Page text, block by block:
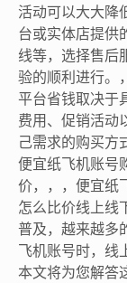
活动可以大大降
台或实体店提供
线等，选择售后
验的顺利进行。
平台省钱取决于
费用、促销活动
己需求的购买方
便宜纸飞机账号
价，，，便宜纸
怎么比价线上线
普及，越来越多
飞机账号时，线
本文将为您解答